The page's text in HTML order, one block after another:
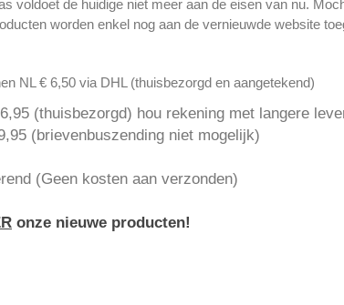
voldoet de huidige niet meer aan de eisen van nu.
worden enkel nog aan de vernieuwde website
NL € 6,50 via DHL (thuisbezorgd en aangetekend)
(thuisbezorgd) hou rekening met langere
(brievenbuszending niet mogelijk)
(Geen kosten aan verzonden)
onze nieuwe producten!